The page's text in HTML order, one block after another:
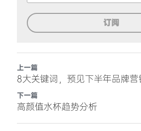
订阅
上一篇
8大关键词，预见下半年品牌营
下一篇
高颜值水杯趋势分析